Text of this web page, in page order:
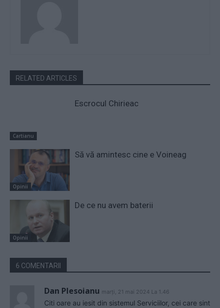
RELATED ARTICLES
Cartianu
Escrocul Chirieac
Opinii
Să vă amintesc cine e Voineag
Opinii
De ce nu avem baterii
6 COMENTARII
Dan Plesoianu marți, 21 mai 2024 La 1.46
Citi oare au iesit din sistemul Serviciilor, cei care sint